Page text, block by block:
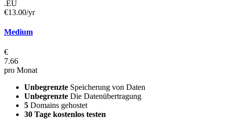
.EU
€13.00/yr
Medium
€
7.66
pro Monat
Unbegrenzte Speicherung von Daten
Unbegrenzte Die Datenübertragung
5 Domains gehostet
30 Tage kostenlos testen